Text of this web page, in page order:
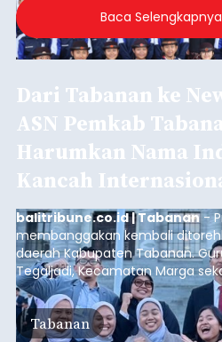
Baca Selengkapnya
Dari Tabanan ke
ASN Pemkab
Harumkan Nama
Kancah
balitribune.co.id | Tabanan-
membanggakan kembali
daerah Kabupaten Tabanan.
Tegaljadi, Kecamatan Marga
sipil negara (ASN) Pemerintah
Tabanan, I Ketut Darjika Astu
dalam program beasiswa
Tabanan